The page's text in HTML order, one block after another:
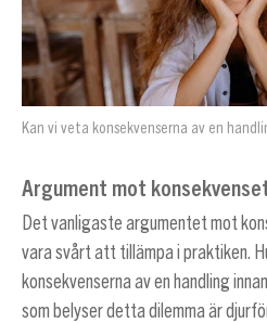
Kan vi veta konsekvenserna av en
Argument mot
Det vanligaste argumentet mot
vara svårt att tillämpa i praktiken.
konsekvenserna av en handling
som belyser detta dilemma är